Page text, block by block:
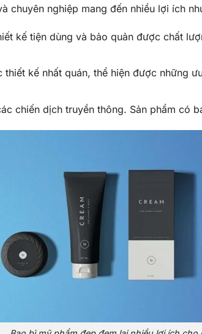
chuyên nghiệp mang đến nhiều lợi ích
kế tiện dùng và bảo quản được chất
kế nhất quán, thể hiện được những
chiến dịch truyền thông. Sản phẩm có